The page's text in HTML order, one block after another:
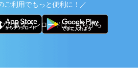
ご利用でもっと便利に！／
リ版ダウンロードはこちらから